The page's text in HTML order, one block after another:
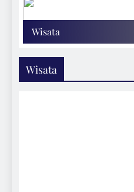
Wisata
Wisata